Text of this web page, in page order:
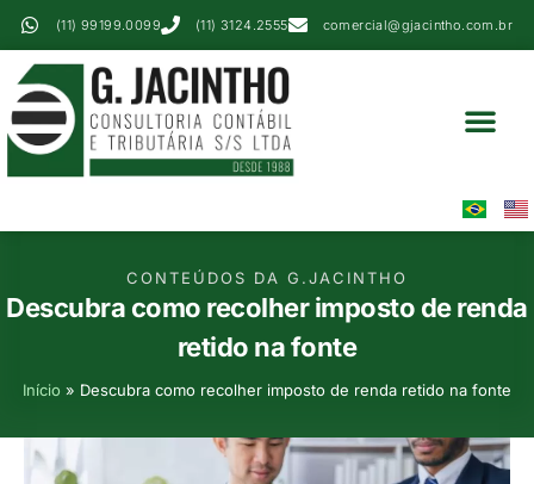
(11) 99199.0099 (11) 3124.2555 comercial@gjacintho.com.br
CONTEÚDOS DA G.JACINTHO
Descubra como recolher imposto de renda
retido na fonte
Início » Descubra como recolher imposto de renda retido na fonte